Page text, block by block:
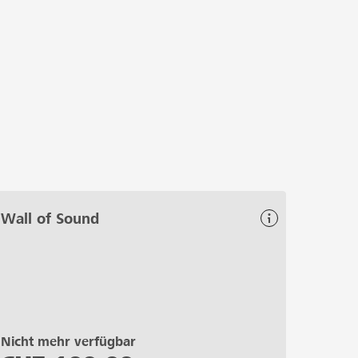
Wall of Sound
Nicht mehr verfügbar